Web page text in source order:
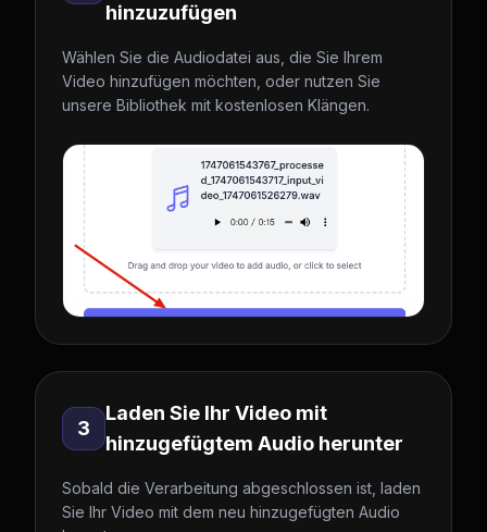
hinzuzufügen
Wählen Sie die Audiodatei aus, die Sie Ihrem
Video hinzufügen möchten, oder nutzen Sie
unsere Bibliothek mit kostenlosen Klängen.
3
Laden Sie Ihr Video mit
hinzugefügtem Audio herunter
Sobald die Verarbeitung abgeschlossen ist, laden
Sie Ihr Video mit dem neu hinzugefügten Audio